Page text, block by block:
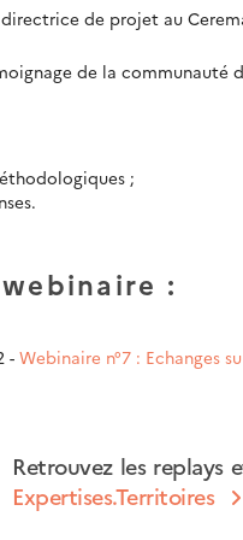
directrice de projet au
de la communauté
;
:
- Webinaire n°7 : Echanges
Retrouvez les replays
Expertises.Territoires